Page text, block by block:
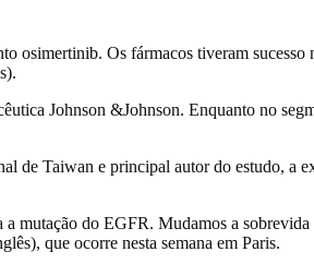
osimertinib. Os fármacos tiveram
Johnson &Johnson. Enquanto no
de Taiwan e principal autor do estudo, a
mutação do EGFR. Mudamos a sobrevida
que ocorre nesta semana em Paris.